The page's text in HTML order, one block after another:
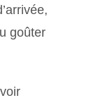
goûter